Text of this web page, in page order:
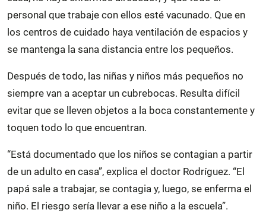
personal que trabaje con ellos esté vacunado. Que en
los centros de cuidado haya ventilación de espacios y
se mantenga la sana distancia entre los pequeños.
Después de todo, las niñas y niños más pequeños no
siempre van a aceptar un cubrebocas. Resulta difícil
evitar que se lleven objetos a la boca constantemente y
toquen todo lo que encuentran.
“Está documentado que los niños se contagian a partir
de un adulto en casa”, explica el doctor Rodríguez. “El
papá sale a trabajar, se contagia y, luego, se enferma el
niño. El riesgo sería llevar a ese niño a la escuela”.